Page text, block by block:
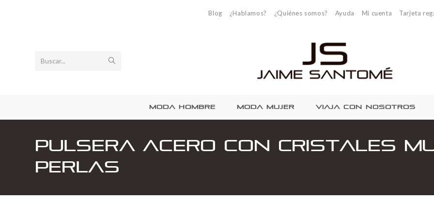
Blog ¿Hablamos? ¿Quiénes somos? Ayuda Mi cuenta Tarjeta
Buscar...
MODA HOMBRE MODA MUJER VIAJA CON NOSOTROS
Pulsera Acero con Cristales
Perlas